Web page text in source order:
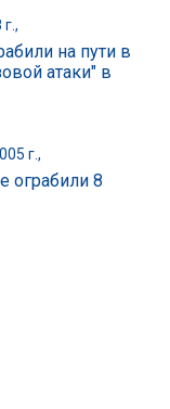
на пути в
атаки" в
г.,
ограбили 8